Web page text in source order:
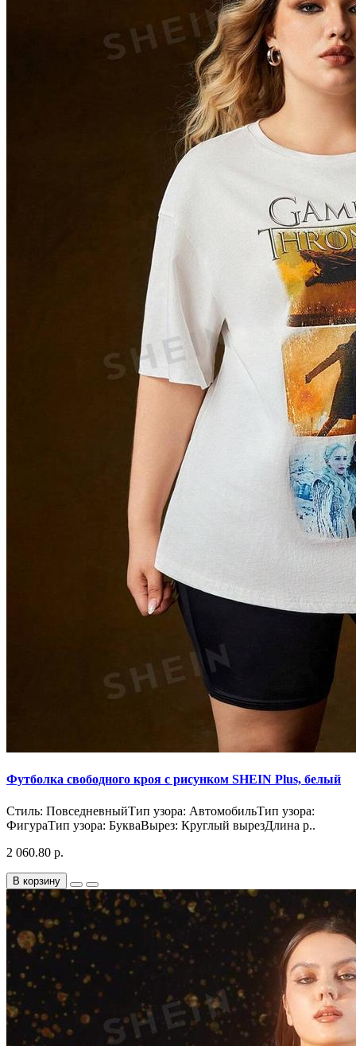
Футболка свободного кроя с рисунком SHEIN Plus, белый
Стиль: ПовседневныйТип узора: АвтомобильТип узора:
ФигураТип узора: БукваВырез: Круглый вырезДлина р..
2 060.80 р.
В корзину